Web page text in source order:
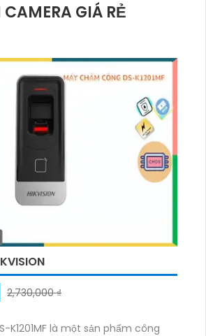
GIÁ RẺ
2,730,000 ₫
K1201MF là một sản phẩm công